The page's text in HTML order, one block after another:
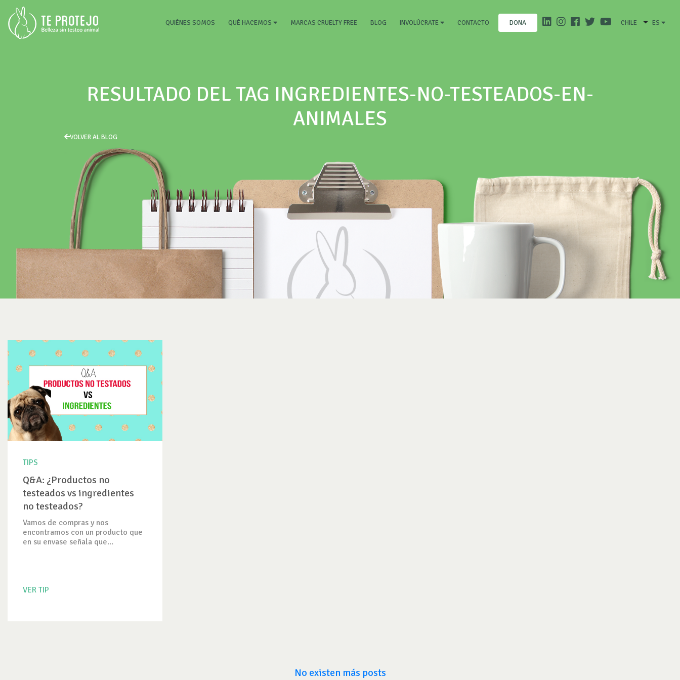
QUIÉNES SOMOS (CURRENT)
QUÉ HACEMOS MARCAS CRUELTY FREE BLOG INVOLÚCRATE CONTACTO DONA CHILE ES
RESULTADO DEL TAG INGREDIENTES-NO-TESTEADOS-EN-
ANIMALES
VOLVER AL BLOG
TIPS
Q&A: ¿Productos no
testeados vs ingredientes
no testeados?
Vamos de compras y nos
encontramos con un producto que
en su envase señala que...
VER TIP
No existen más posts